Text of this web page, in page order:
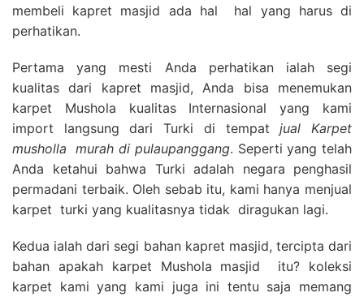
membeli kapret masjid ada hal hal yang harus di
perhatikan.
Pertama yang mesti Anda perhatikan ialah segi
kualitas dari kapret masjid, Anda bisa menemukan
karpet Mushola kualitas Internasional yang kami
import langsung dari Turki di tempatjual Karpet
musholla
murah di pulaupanggang. Seperti yang telah
Anda ketahui bahwa Turki adalah negara penghasil
permadani terbaik. Oleh sebab itu, kami hanya menjual
karpet turki yang kualitasnya tidak diragukan lagi.
Kedua ialah dari segi bahan kapret masjid, tercipta dari
bahan apakah karpet Mushola masjid itu? koleksi
karpet kami yang kami juga ini tentu saja memang